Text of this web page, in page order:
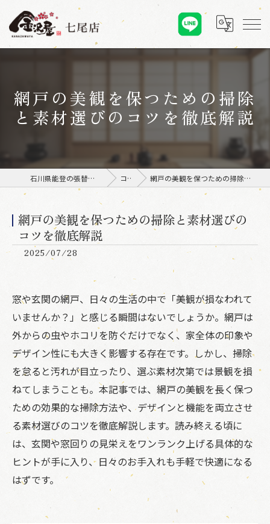
網戸の美観を保つための掃除
と素材選びのコツを徹底解説
石川県能登の張替えなら金沢屋 七尾店 コラム 網戸の美観を保つための掃除と素材選びのコツを徹底解説
網戸の美観を保つための掃除と素材選びの
コツを徹底解説
2025/07/28
窓や玄関の網戸、日々の生活の中で「美観が損なわれて
いませんか？」と感じる瞬間はないでしょうか。網戸は
外からの虫やホコリを防ぐだけでなく、家全体の印象や
デザイン性にも大きく影響する存在です。しかし、掃除
を怠ると汚れが目立ったり、選ぶ素材次第では景観を損
ねてしまうことも。本記事では、網戸の美観を長く保つ
ための効果的な掃除方法や、デザインと機能を両立させ
る素材選びのコツを徹底解説します。読み終える頃に
は、玄関や窓回りの見栄えをワンランク上げる具体的な
ヒントが手に入り、日々のお手入れも手軽で快適になる
はずです。